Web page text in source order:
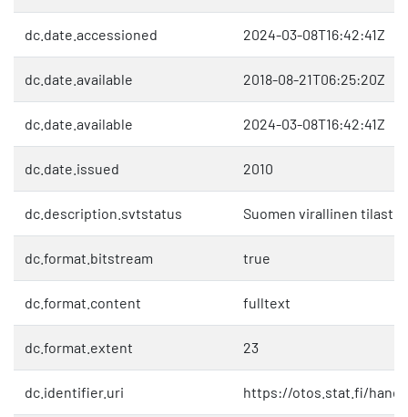
dc.date.accessioned 2024-03-08T16:42:41Z
dc.date.available 2018-08-21T06:25:20Z
dc.date.available 2024-03-08T16:42:41Z
dc.date.issued 2010
dc.description.svtstatus Suomen virallinen tilasto
dc.format.bitstream true
dc.format.content fulltext
dc.format.extent 23
dc.identifier.uri https://otos.stat.fi/